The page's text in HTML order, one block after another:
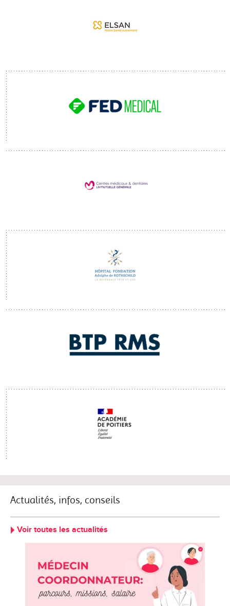
Actualités, infos, conseils
Voir toutes les actualités